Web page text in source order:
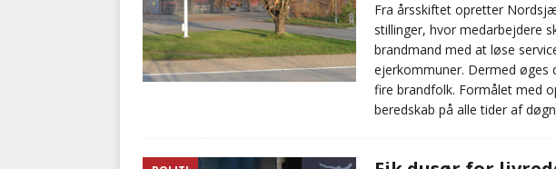
Fra årsskiftet opretter
stillinger, hvor medarbejdere
brandmand med at løse
ejerkommuner. Dermed øges
fire brandfolk. Formålet med
beredskab på alle tider af